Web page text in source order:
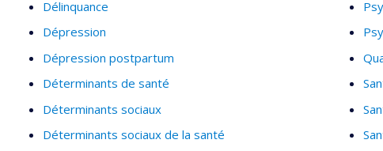
Délinquance
Dépression
Dépression postpartum
Déterminants de santé
Déterminants sociaux
Déterminants sociaux de la santé